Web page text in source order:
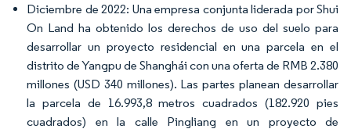
Diciembre de 2022: Una empresa conjunta liderada por Shui
On Land ha obtenido los derechos de uso del suelo para
desarrollar un proyecto residencial en una parcela en el
distrito de Yangpu de Shanghái con una oferta de RMB 2.380
millones (USD 340 millones). Las partes planean desarrollar
la parcela de 16.993,8 metros cuadrados (182.920 pies
cuadrados) en la calle Pingliang en un proyecto de